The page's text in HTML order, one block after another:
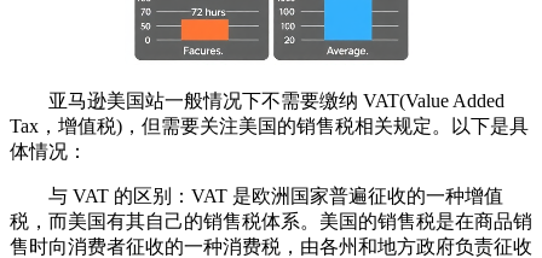
亚马逊美国站一般情况下不需要缴纳 VAT(Value Added
Tax，增值税)，但需要关注美国的销售税相关规定。以下是具
体情况：
与 VAT 的区别：VAT 是欧洲国家普遍征收的一种增值
税，而美国有其自己的销售税体系。美国的销售税是在商品销
售时向消费者征收的一种消费税，由各州和地方政府负责征收